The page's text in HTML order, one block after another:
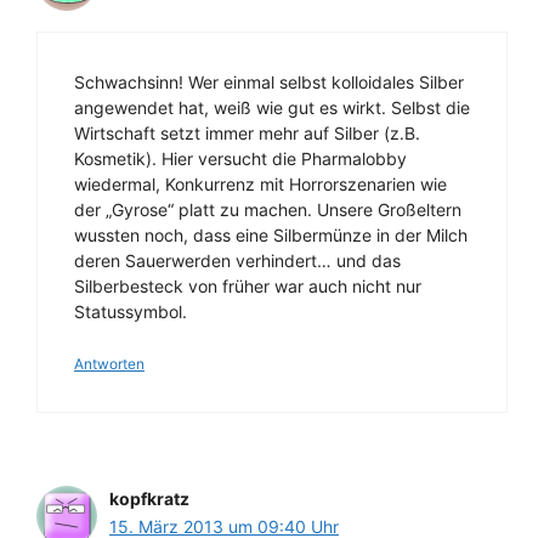
Schwachsinn! Wer einmal selbst kolloidales Silber
angewendet hat, weiß wie gut es wirkt. Selbst die
Wirtschaft setzt immer mehr auf Silber (z.B.
Kosmetik). Hier versucht die Pharmalobby
wiedermal, Konkurrenz mit Horrorszenarien wie
der „Gyrose“ platt zu machen. Unsere Großeltern
wussten noch, dass eine Silbermünze in der Milch
deren Sauerwerden verhindert… und das
Silberbesteck von früher war auch nicht nur
Statussymbol.
Antworten
kopfkratz
15. März 2013 um 09:40 Uhr